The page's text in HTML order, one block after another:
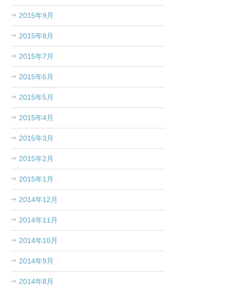
2015年9月
2015年8月
2015年7月
2015年6月
2015年5月
2015年4月
2015年3月
2015年2月
2015年1月
2014年12月
2014年11月
2014年10月
2014年9月
2014年8月